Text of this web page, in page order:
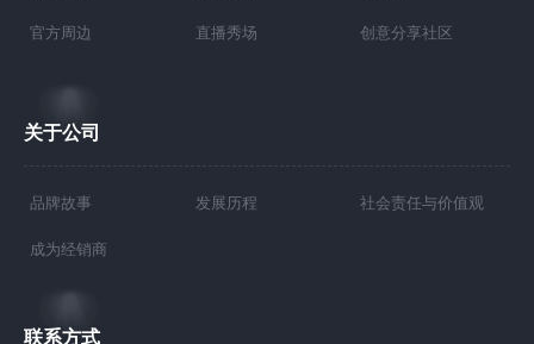
官方周边 直播秀场 创意分享社区
关于公司
品牌故事 发展历程 社会责任与价值观
成为经销商
联系方式